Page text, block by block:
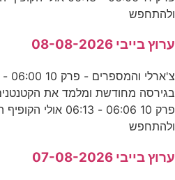
ולהתחפש
ערוץ בייבי 08-08-2026
בגירסה מחודשת ומלמד את
פרק 10 06:06 -
ולהתחפש
ערוץ בייבי 07-08-2026